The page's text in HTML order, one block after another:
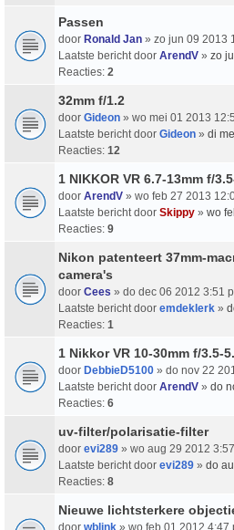
Passen
door Ronald Jan » zo jun 09 2013
Laatste bericht door ArendV » zo
Reacties: 2
32mm f/1.2
door Gideon » wo mei 01 2013
Laatste bericht door Gideon » di
Reacties: 12
1 NIKKOR VR 6.7-13mm f/
door ArendV » wo feb 27 2013
Laatste bericht door Skippy » wo
Reacties: 9
Nikon patenteert 37mm-
camera's
door Cees » do dec 06 2012 3:51
Laatste bericht door emdeklerk »
Reacties: 1
1 Nikkor VR 10-30mm f/3.5-
door DebbieD5100 » do nov 22
Laatste bericht door ArendV » do
Reacties: 6
uv-filter/polarisatie-filter
door evi289 » wo aug 29 2012
Laatste bericht door evi289 » do
Reacties: 8
Nieuwe lichtsterkere
door wblink » wo feb 01 2012 4:47